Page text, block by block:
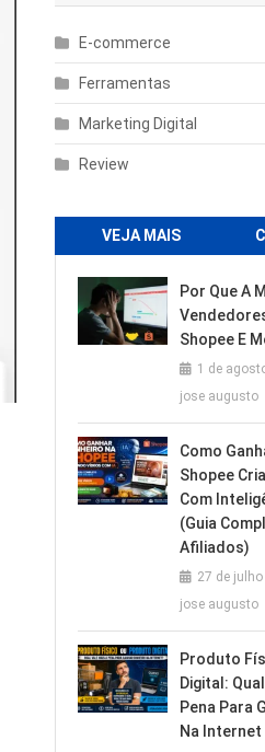
E-commerce
Ferramentas
Marketing Digital
Review
VEJA MAIS
Por Que A
Shopee E
1 de
jose augusto
Como
Shopee
Com
(Guia
Afiliados)
27 de
jose augusto
Produto
Digital:
Pena Para
Na Internet